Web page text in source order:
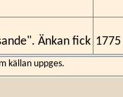
Änkan fick 1775
källan uppges.